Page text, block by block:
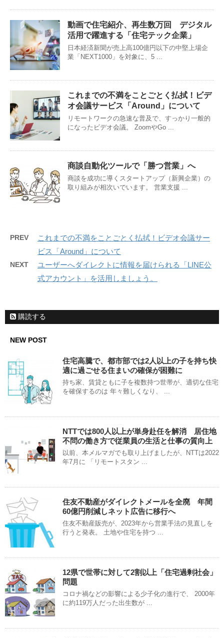
動画で住宅紹介、再生数万回 デジタル
活用で躍進する「住宅テック企業」
日本経済新聞が売上高100億円以下の中堅上場企
業「NEXT1000」を対象に、5 ...
これまでの不満をことごとく払拭！ビデ
オ会議サービス「Around」について
リモートワークの急速な普及で、すっかり一般的
になったビデオ会議。 ZoomやGo ...
商談自動化ツールで「勝つ営業」へ
商談を成功に導くスタートアップ（新興企業）の
取り組みが相次いでいます。 営業支援 ...
PREV
これまでの不満をことごとく払拭！ビデオ会議サー
ビス「Around」について
NEXT
ユーザーへダイレクトに情報を届けられる「LINE公
式アカウント」を活用しましょう。
購読する
NEW POST
住宅高騰で、都市部では2人以上の子を持ち快
適に過ごせる住まいの確保が困難に
持ち家、賃貸ともに子を複数持つ世帯が、適切な住宅
を確保するのは 年々難しくなり、 ...
NTTでは800人以上が単身赴任を解消 居住地
不問の働き方で従業員の生活と仕事の質向上
以前、本メルマガでも取り上げましたが、NTTは2022
年7月に 「リモートスタン ...
住友不動産がダイレクトメールを全廃 年間
60億円削減しネット広告に移行へ
住友不動産販売が、2023年から営業手法の見直しを
行うと発表。 土地や住宅を持つ ...
12県で世帯に対して2割以上「住宅過剰社会」
問題
コロナ禍などの影響による少子化の進行で、 2000年
に約119万人だった出生数が ...